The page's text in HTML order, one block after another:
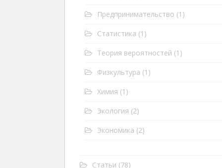
Предпринимательство (1)
Статистика (1)
Теория вероятностей (1)
Физкультура (1)
Химия (1)
Экология (2)
Экономика (2)
Статьи (78)